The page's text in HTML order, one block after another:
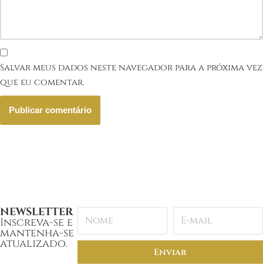
Salvar meus dados neste navegador para a próxima vez
que eu comentar.
NEWSLETTER
Inscreva-se e
mantenha-se
atualizado.
Enviar